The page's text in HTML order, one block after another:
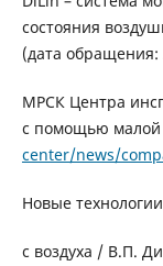
состояния
(дата обращения:
МРСК Центра
с помощью малой
center/news/
Новые
с воздуха / В.П.